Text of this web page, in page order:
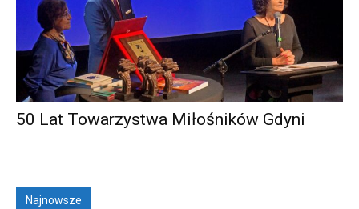
50 Lat Towarzystwa Miłośników Gdyni
Najnowsze